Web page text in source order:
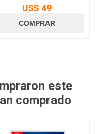
U$S 49
este
comprado